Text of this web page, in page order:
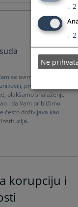
se ovim putem
predstavimo naše
olakšamo snalaženje i
i da Vam približimo
često doživljava kao
korupciju i
↓ 2
↓ 2
Ne